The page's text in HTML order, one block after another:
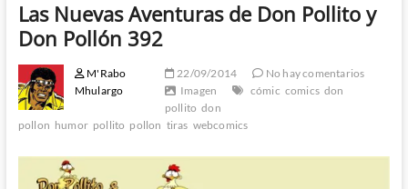
Las Nuevas Aventuras de Don Pollito y
Don Pollón 392
M'Rabo
Mhulargo
22/09/2014
No hay comentarios
Imagen
cómic comics don
pollito don
pollon humor pollito pollon tiras webcomics